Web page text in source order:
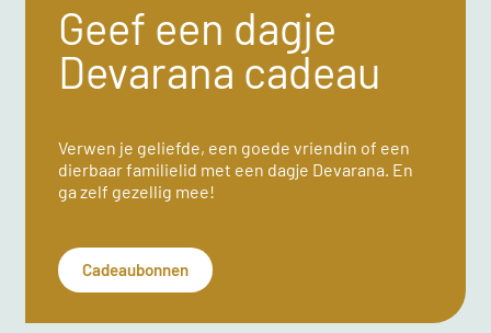
Geef een dagje
Devarana cadeau
Verwen je geliefde, een goede vriendin of een
dierbaar familielid met een dagje Devarana. En
ga zelf gezellig mee!
Cadeaubonnen